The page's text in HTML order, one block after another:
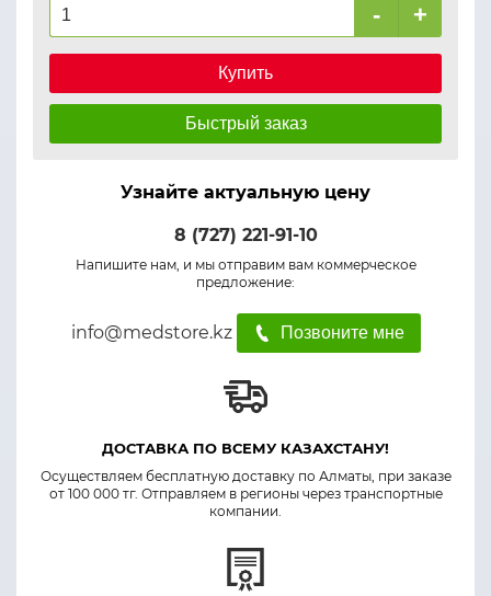
- +
Купить
Быстрый заказ
Узнайте актуальную цену
8 (727) 221-91-10
Напишите нам, и мы отправим вам коммерческое
предложение:
info@medstore.kz Позвоните мне
ДОСТАВКА ПО ВСЕМУ КАЗАХСТАНУ!
Осуществляем бесплатную доставку по Алматы, при заказе
от 100 000 тг. Отправляем в регионы через транспортные
компании.